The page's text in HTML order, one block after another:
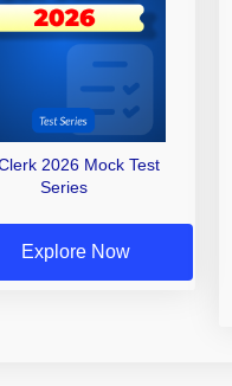
2026 Mock Test
Series
Explore Now